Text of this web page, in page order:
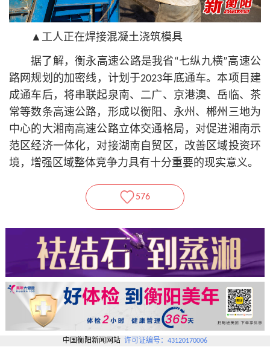
▲工人正在焊接混凝土浇筑模具
据了解，衡永高速公路是我省“七纵九横”高速公
路网规划的加密线，计划于2023年底通车。本项目建
成通车后，将串联起泉南、二广、京港澳、岳临、茶
常等数条高速公路，形成以衡阳、永州、郴州三地为
中心的大湘南高速公路立体交通格局，对促进湘南示
范区经济一体化，对接湖南自贸区，改善区域投资环
境，增强区域整体竞争力具有十分重要的现实意义。
576
中国衡阳新闻网站 许可证编号：43120170006